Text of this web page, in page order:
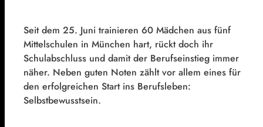
Seit dem 25. Juni trainieren 60 Mädchen aus fünf
Mittelschulen in München hart, rückt doch ihr
Schulabschluss und damit der Berufseinstieg immer
näher. Neben guten Noten zählt vor allem eines für
den erfolgreichen Start ins Berufsleben:
Selbstbewusstsein.